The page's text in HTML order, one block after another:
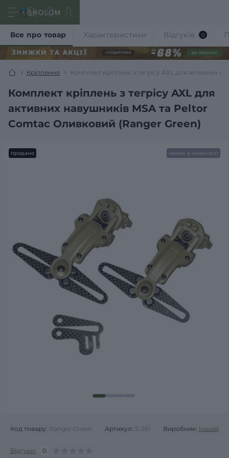
Кріплення Комплект кріплень з тегрісу AXL для активних
Комплект кріплень з тегрісу AXL для
активних навушників MSA та Peltor
Comtac Оливковий (Ranger Green)
Все про товар Характеристики Відгуків 0
продано немає в наявності
Код товару: Ranger Green Артикул: S-261 Виробник: Інший
Відгуки: 0